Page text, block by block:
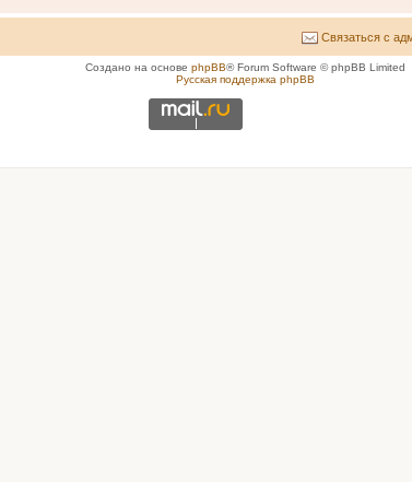
Связаться с
Создано на основе phpBB® Forum Software © phpBB Limited
Русская поддержка phpBB